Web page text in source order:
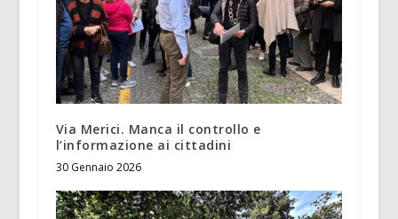
Via Merici. Manca il controllo e
l’informazione ai cittadini
30 Gennaio 2026